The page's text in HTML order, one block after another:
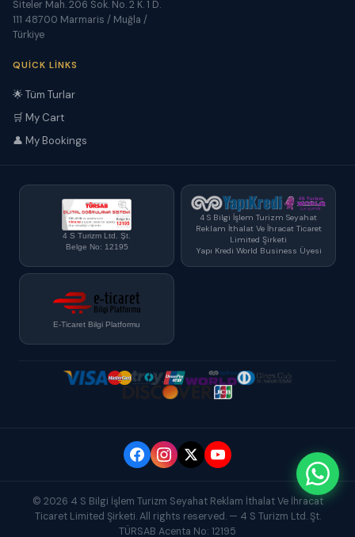
Siteler Mah. 206 Sok. No. 2 K. 1 D.
111 48700 Marmaris / Muğla /
Türkiye
QUICK LINKS
🌟 Tüm Turlar
🛒 My Cart
👤 My Bookings
4 S Turizm Ltd. Şt.
Belge No: 12195
4 S Bilgi İşlem Turizm Seyahat
Reklam İthalat Ve İhracat Ticaret
Limited Şirketi
Yapı Kredi World Business Üyesi
E-Ticaret Bilgi Platformu
© 2026 4 S Bilgi İşlem Turizm Seyahat Reklam İthalat Ve İhracat
Ticaret Limited Şirketi. All rights reserved. — 4 S Turizm Ltd. Şt.
TÜRSAB Acenta No: 12195